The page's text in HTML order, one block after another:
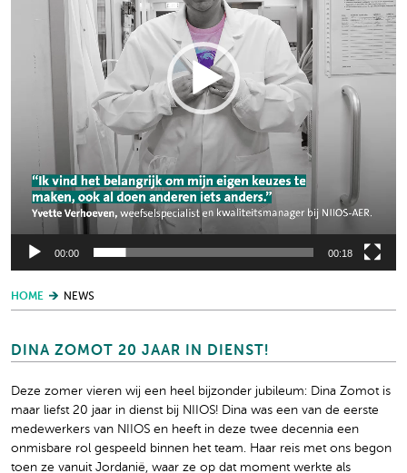
00:00 00:18
HOME NEWS
DINA ZOMOT 20 JAAR IN DIENST!
Deze zomer vieren wij een heel bijzonder jubileum: Dina Zomot is
maar liefst 20 jaar in dienst bij NIIOS! Dina was een van de eerste
medewerkers van NIIOS en heeft in deze twee decennia een
onmisbare rol gespeeld binnen het team. Haar reis met ons begon
toen ze vanuit Jordanië, waar ze op dat moment werkte als